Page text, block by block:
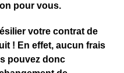
pour vous.
votre contrat de
! En effet, aucun frais
pouvez donc